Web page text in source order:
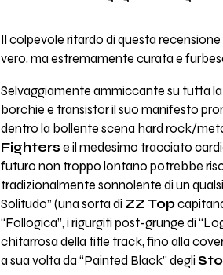
Il colpevole ritardo di questa
vero, ma estremamente curata e
Selvaggiamente ammiccante su tutta
borchie e transistor il suo manifesto
dentro la bollente scena hard rock/
Fighters e il medesimo tracciato
futuro non troppo lontano potrebbe
tradizionalmente sonnolente di un
Solitudo” (una sorta di ZZ Top
“Follogica”, i rigurgiti post-grunge di
chitarrosa della title track, fino alla
a sua volta da “Painted Black” degli